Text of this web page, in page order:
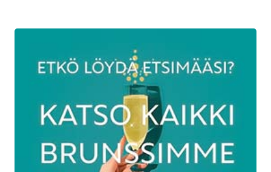
Höyrytettyjä perunoita (VE,G)
Waldorfinsalaattia
Rosollia (VE,G) ja punajuurikermavaahtoa
(L,G)
Metsäsienisalaattia (M,G)
Dijon-sinapilla maustettua perunasalaattia